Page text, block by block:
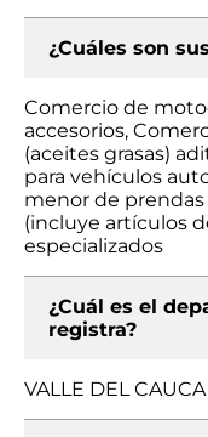
¿Cuáles son
Comercio de
accesorios,
(aceites grasas)
para vehículos
menor de prendas
(incluye artículos
especializados
¿Cuál es el
registra?
VALLE DEL CAUCA